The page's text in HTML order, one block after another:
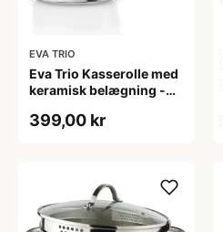
EVA TRIO
Eva Trio Kasserolle med
keramisk belægning -
399,00 kr